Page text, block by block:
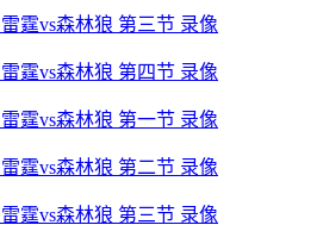
霆vs森林狼 第三节 录像
霆vs森林狼 第四节 录像
霆vs森林狼 第一节 录像
霆vs森林狼 第二节 录像
霆vs森林狼 第三节 录像